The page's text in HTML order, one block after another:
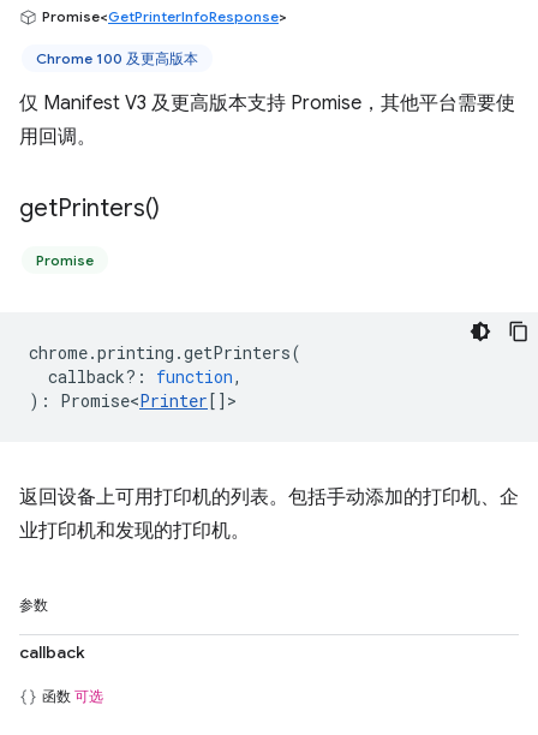
Promise<GetPrinterInfoResponse>
Chrome 100 及更高版本
仅 Manifest V3 及更高版本支持 Promise，其他平台需要使
用回调。
getPrinters()
Promise
chrome.printing .getPrinters(
callback? : function,
) : Promise<Printer[] >
返回设备上可用打印机的列表。包括手动添加的打印机、企
业打印机和发现的打印机。
参数
callback
函数 可选